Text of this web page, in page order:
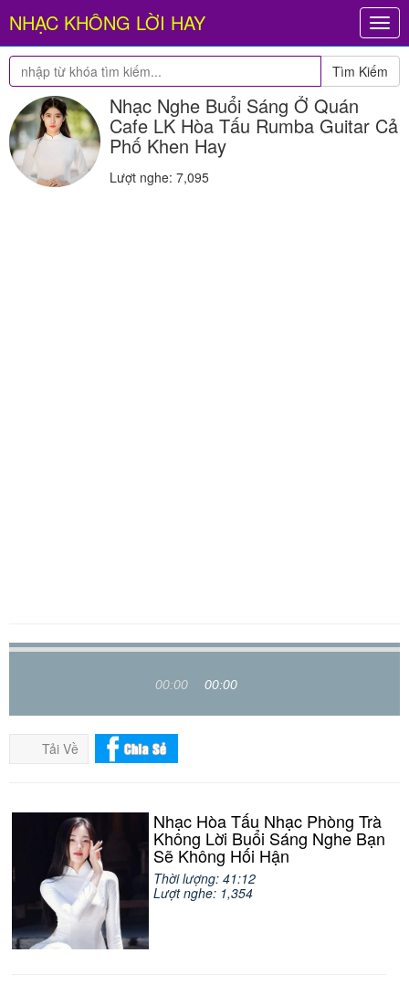
NHẠC KHÔNG LỜI HAY
Tìm Kiếm
Nhạc Nghe Buổi Sáng Ở Quán
Cafe LK Hòa Tấu Rumba Guitar Cả
Phố Khen Hay
Lượt nghe: 7,095
00:00 00:00
Tải Về
Nhạc Hòa Tấu Nhạc Phòng Trà
Không Lời Buổi Sáng Nghe Bạn
Sẽ Không Hối Hận
Thời lượng: 41:12
Lượt nghe: 1,354